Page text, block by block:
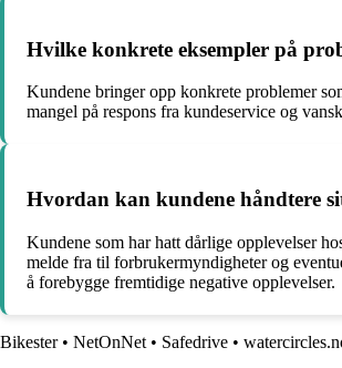
Hvilke konkrete eksempler på
Kundene bringer opp konkrete problemer
mangel på respons fra kundeservice og
Hvordan kan kundene håndtere
Kundene som har hatt dårlige opplevelser
melde fra til forbrukermyndigheter og
å forebygge fremtidige negative opplevelser.
Bikester• NetOnNet • Safedrive •